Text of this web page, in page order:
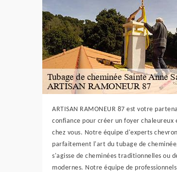
ARTISAN RAMONEUR 87 est votre
confiance pour créer un foyer chaleureux
chez vous. Notre équipe d'experts
parfaitement l'art du tubage de
s'agisse de cheminées traditionnelles ou
modernes. Notre équipe de professionnels